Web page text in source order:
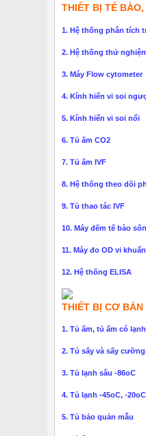
THIẾT BỊ TẾ BÀO,
1. Hệ thống phân tích
2. Hệ thống thử
3. Máy Flow cytometer
4. Kính hiển vi soi
5. Kính hiển vi soi nổi
6. Tủ ấm CO2
7. Tủ ấm IVF
8. Hệ thống theo dõi
9. Tủ thao tác IVF
10. Máy đếm tế bào
11. Máy đo OD vi khuẩn
12. Hệ thống ELISA
THIẾT BỊ CƠ BẢN
1. Tủ ấm, tủ ấm có lạnh
2. Tủ sấy và sấy
3. Tủ lạnh sâu -86oC
4. Tủ lạnh -45oC, -
5. Tủ bảo quản mẫu